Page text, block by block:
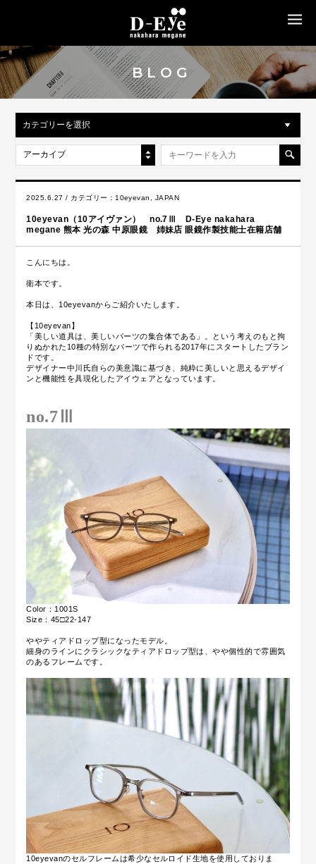
BLOG
カテゴリーを選択
アーカイブ
2025.6.27 / カテゴリー： 10eyevan JAPAN
10eyevan（10アイヴァン） no.7Ⅲ D-Eye nakahara
megane 熊本 光の森 中原眼鏡 姉妹店 眼鏡作製技能士在籍店舗
こんにちは。
衛本です。
本日は、10eyevanからご紹介いたします。
【10eyevan】
「美しい道具は、美しいパーツの集合体である」。という考えのもと拘
りぬかれた10種の特別なパーツで作られる2017年にスタートしたブラン
ドです。
デザイナー中川氏自らの美意識に基づき、純粋に美しいと思えるデザイ
ンと機能性を具現化したアイウェアとなっています。
no.7Ⅲ
Color：1001S
Size：45□22-147
ややティアドロップ型になったモデル。
細身のラインにクラシックなティアドロップ型は、やや個性的で雰囲気
のあるフレームです。
10eyevanのセルフレームは希少なセルロイド生地を使用しておりま